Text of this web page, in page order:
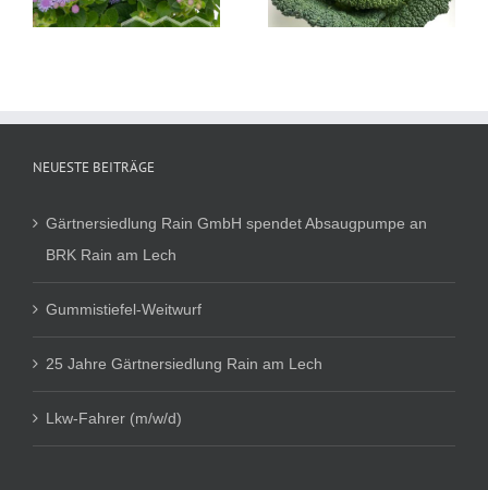
NEUESTE BEITRÄGE
Gärtnersiedlung Rain GmbH spendet Absaugpumpe an
BRK Rain am Lech
Gummistiefel-Weitwurf
25 Jahre Gärtnersiedlung Rain am Lech
Lkw-Fahrer (m/w/d)